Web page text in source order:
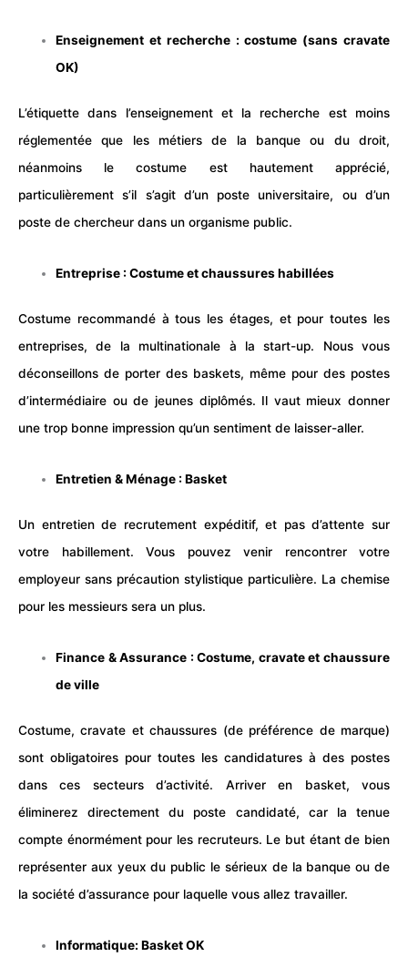
Enseignement et recherche : costume (sans cravate
OK)
L’étiquette dans l’enseignement et la recherche est moins
réglementée que les métiers de la banque ou du droit,
néanmoins le costume est hautement apprécié,
particulièrement s’il s’agit d’un poste universitaire, ou d’un
poste de chercheur dans un organisme public.
Entreprise : Costume et chaussures habillées
Costume recommandé à tous les étages, et pour toutes les
entreprises, de la multinationale à la start-up. Nous vous
déconseillons de porter des baskets, même pour des postes
d’intermédiaire ou de jeunes diplômés. Il vaut mieux donner
une trop bonne impression qu’un sentiment de laisser-aller.
Entretien & Ménage : Basket
Un entretien de recrutement expéditif, et pas d’attente sur
votre habillement. Vous pouvez venir rencontrer votre
employeur sans précaution stylistique particulière. La chemise
pour les messieurs sera un plus.
Finance & Assurance : Costume, cravate et chaussure
de ville
Costume, cravate et chaussures (de préférence de marque)
sont obligatoires pour toutes les candidatures à des postes
dans ces secteurs d’activité. Arriver en basket, vous
éliminerez directement du poste candidaté, car la tenue
compte énormément pour les recruteurs. Le but étant de bien
représenter aux yeux du public le sérieux de la banque ou de
la société d’assurance pour laquelle vous allez travailler.
Informatique: Basket OK